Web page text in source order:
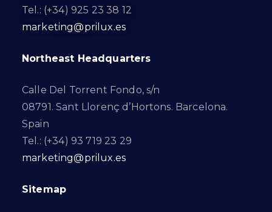
Tel.: (+34) 925 23 38 12
marketing@prilux.es
Northeast Headquarters
Calle Del Torrent Fondo, s/n
08791. Sant Llorenç d’Hortons. Barcelona.
Spain
Tel.: (+34) 93 719 23 29
marketing@prilux.es
Sitemap